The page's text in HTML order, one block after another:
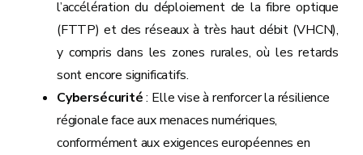
l’accélération du déploiement de la fibre optique
(FTTP) et des réseaux à très haut débit (VHCN),
y compris dans les zones rurales, où les retards
sont encore significatifs.
Cybersécurité: Elle vise à renforcer la résilience
régionale face aux menaces numériques,
conformément aux exigences européennes en